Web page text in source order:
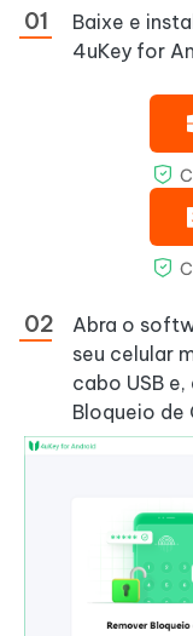
Baixe e
4uKey for
Abra o
seu celular
cabo USB
Bloqueio de